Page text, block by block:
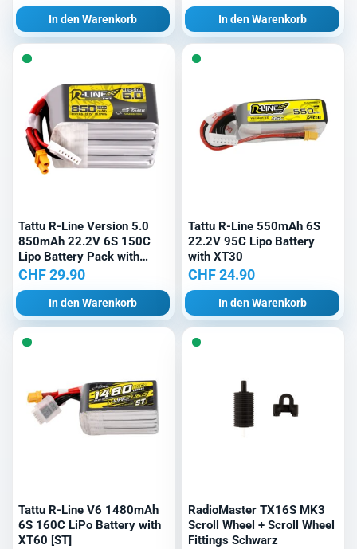
In den Warenkorb In den Warenkorb
Tattu R-Line Version 5.0
850mAh 22.2V 6S 150C
Lipo Battery Pack with
XT30U-F Plug
CHF29.90
In den Warenkorb
Tattu R-Line 550mAh 6S
22.2V 95C Lipo Battery
with XT30
CHF24.90
In den Warenkorb
Tattu R-Line V6 1480mAh
6S 160C LiPo Battery with
XT60 [ST]
RadioMaster TX16S MK3
Scroll Wheel + Scroll Wheel
Fittings Schwarz